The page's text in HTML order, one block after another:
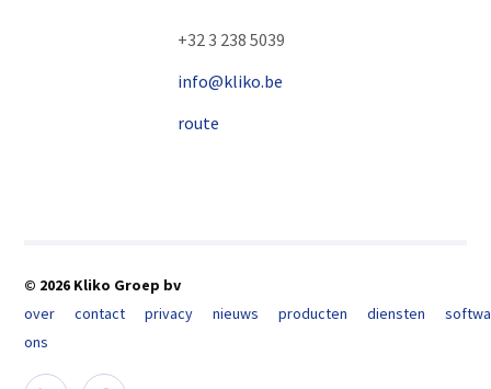
+32 3 238 5039
info@kliko.be
route
© 2026 Kliko Groep bv
over
ons
contact privacy nieuws producten diensten